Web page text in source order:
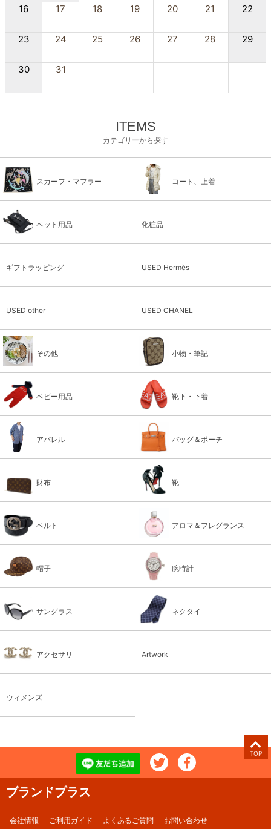
16 17 18 19 20 21 22
23 24 25 26 27 28 29
30 31
ITEMS
カテゴリーから探す
スカーフ・マフラー コート、上着
ペット用品 化粧品
ギフトラッピング USED Hermès
USED other USED CHANEL
その他 小物・筆記
ベビー用品 靴下・下着
アパレル バッグ＆ポーチ
財布 靴
ベルト アロマ＆フレグランス
帽子 腕時計
サングラス ネクタイ
アクセサリ Artwork
ウィメンズ
TOP
ブランドプラス
会社情報 ご利用ガイド よくあるご質問 お問い合わせ